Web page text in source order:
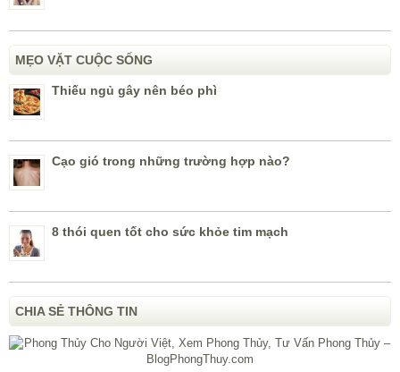
MẸO VẶT CUỘC SỐNG
Thiếu ngủ gây nên béo phì
Cạo gió trong những trường hợp nào?
8 thói quen tốt cho sức khỏe tim mạch
CHIA SẺ THÔNG TIN